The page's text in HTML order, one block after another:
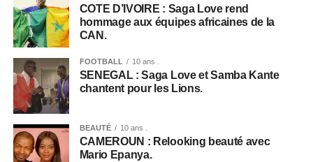
COTE D’IVOIRE : Saga Love rend
hommage aux équipes africaines de la
CAN.
FOOTBALL 10 ans .
SENEGAL : Saga Love et Samba Kante
chantent pour les Lions.
BEAUTÉ 10 ans .
CAMEROUN : Relooking beauté avec
Mario Epanya.